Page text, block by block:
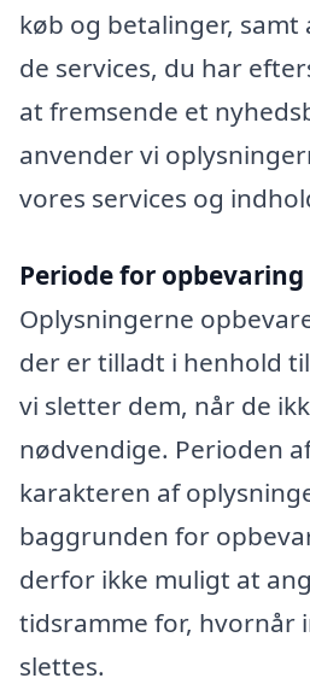
køb og betalinger, samt
de services, du har
at fremsende et
anvender vi
vores services og
Periode for opbevaring
Oplysningerne
der er tilladt i henhold
vi sletter dem, når de
nødvendige. Perioden
karakteren af
baggrunden for
derfor ikke muligt at
tidsramme for, hvornår
slettes.